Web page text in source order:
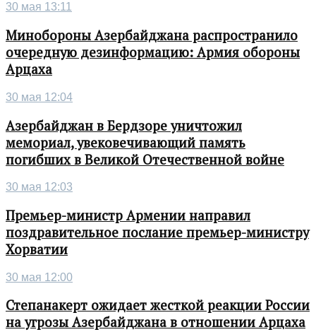
30 мая 13:11
Минобороны Азербайджана распространило
очередную дезинформацию: Армия обороны
Арцаха
30 мая 12:04
Азербайджан в Бердзоре уничтожил
мемориал, увековечивающий память
погибших в Великой Отечественной войне
30 мая 12:03
Премьер-министр Армении направил
поздравительное послание премьер-министру
Хорватии
30 мая 12:00
Степанакерт ожидает жесткой реакции России
на угрозы Азербайджана в отношении Арцаха